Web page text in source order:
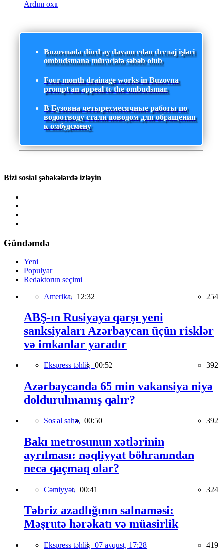
Ardını oxu
Buzovnada dörd ay davam edən drenaj işləri
ombudsmana müraciətə səbəb olub
Four-month drainage works in Buzovna
prompt an appeal to the ombudsman
В Бузовна четырехмесячные работы по
водоотводу стали поводом для обращения
к омбудсмену
Bizi sosial şəbəkələrdə izləyin
Gündəmdə
Yeni
Populyar
Redaktorun seçimi
Amerika, 12:32 254
ABŞ-ın Rusiyaya qarşı yeni
sanksiyaları Azərbaycan üçün risklər
və imkanlar yaradır
Ekspress təhlil, 00:52 392
Azərbaycanda 65 min vakansiya niyə
doldurulmamış qalır?
Sosial sahə, 00:50 392
Bakı metrosunun xətlərinin
ayrılması: nəqliyyat böhranından
necə qaçmaq olar?
Cəmiyyət, 00:41 324
Təbriz azadlığının salnaməsi:
Məşrutə hərəkatı və müasirlik
Ekspress təhlil, 07 avqust, 17:28 419